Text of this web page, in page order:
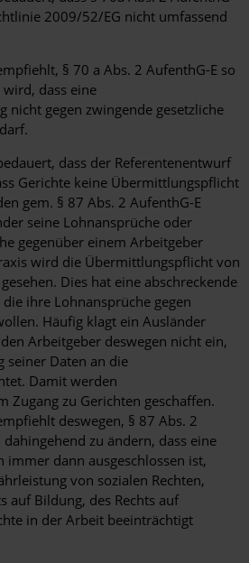
2009/52/EG nicht umfassend
§ 70 a Abs. 2 AufenthG-E so
dass eine
nicht gegen zwingende gesetzliche
dass der Referentenentwurf
Gerichte keine Übermittlungspflicht
gem. § 87 Abs. 2 AufenthG-E
seine Lohnansprüche oder
gegenüber einem Arbeitgeber
wird die Übermittlungspflicht von
Dies hat eine abschreckende
ihre Lohnansprüche gegen
Häufig klagt ein Ausländer
Arbeitgeber deswegen nicht ein,
Daten an die
Damit werden
Zugang zu Gerichten geschaffen.
deswegen, § 87 Abs. 2
zu ändern, dass eine
dann ausgeschlossen ist,
von sozialen Rechten,
auf Bildung, des Rechts auf
in der Arbeit beeinträchtigt